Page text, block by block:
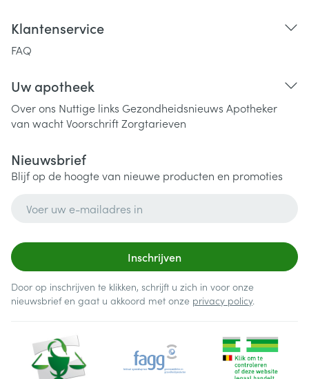
Klantenservice
FAQ
Uw apotheek
Over ons Nuttige links Gezondheidsnieuws Apotheker
van wachtVoorschriftZorgtarieven
Nieuwsbrief
Blijf op de hoogte van nieuwe producten en promoties
Inschrijven
Door op inschrijven te klikken, schrijft u zich in voor onze
nieuwsbrief en gaat u akkoord met onze privacy policy.